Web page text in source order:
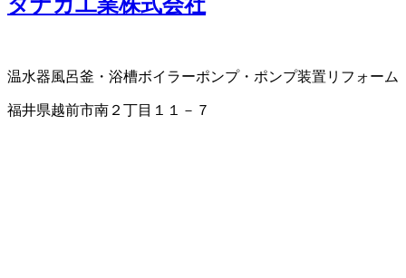
タナカ工業株式会社
温水器風呂釜・浴槽ボイラーポンプ・ポンプ装置 リフォーム
福井県越前市南２丁目１１－７